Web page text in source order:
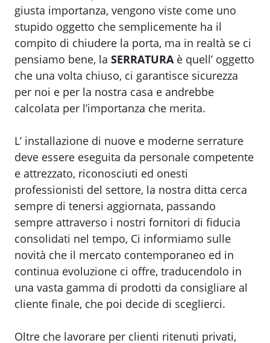
giusta importanza, vengono viste come uno
stupido oggetto che semplicemente ha il
compito di chiudere la porta, ma in realtà se ci
pensiamo bene, la SERRATURAè quell’ oggetto
che una volta chiuso, ci garantisce sicurezza
per noi e per la nostra casa e andrebbe
calcolata per l’importanza che merita.
L’ installazione di nuove e moderne serrature
deve essere eseguita da personale competente
e attrezzato, riconosciuti ed onesti
professionisti del settore, la nostra ditta cerca
sempre di tenersi aggiornata, passando
sempre attraverso i nostri fornitori di fiducia
consolidati nel tempo, Ci informiamo sulle
novità che il mercato contemporaneo ed in
continua evoluzione ci offre, traducendolo in
una vasta gamma di prodotti da consigliare al
cliente finale, che poi decide di sceglierci.
Oltre che lavorare per clienti ritenuti privati,